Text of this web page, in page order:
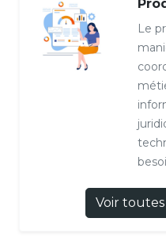
Le
Voir